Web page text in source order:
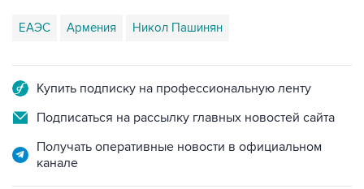
ЕАЭС Армения Никол Пашинян
Купить подписку на профессиональную ленту
Подписаться на рассылку главных новостей сайта
Получать оперативные новости в официальном
канале